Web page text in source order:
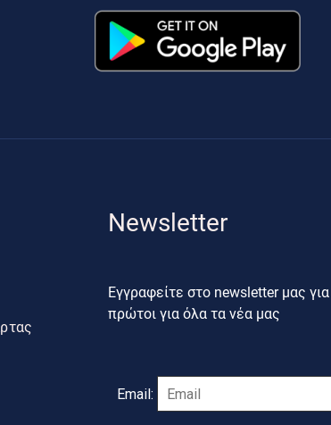
Newsletter
Εγγραφείτε στο newsletter μας
πρώτοι για όλα τα νέα μας
Email: